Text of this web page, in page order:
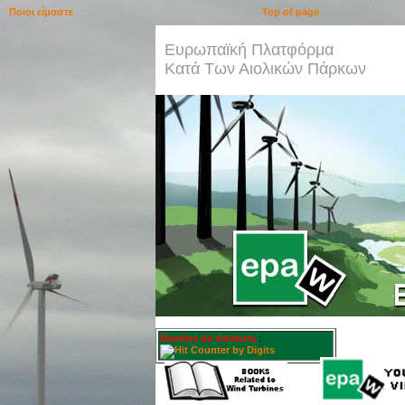
Ευρωπαϊκή Πλατφόρμα
Κατά Των Αιολικών Πάρκων
Nombre de visiteurs :
Top of page
Ποιοι είμαστε